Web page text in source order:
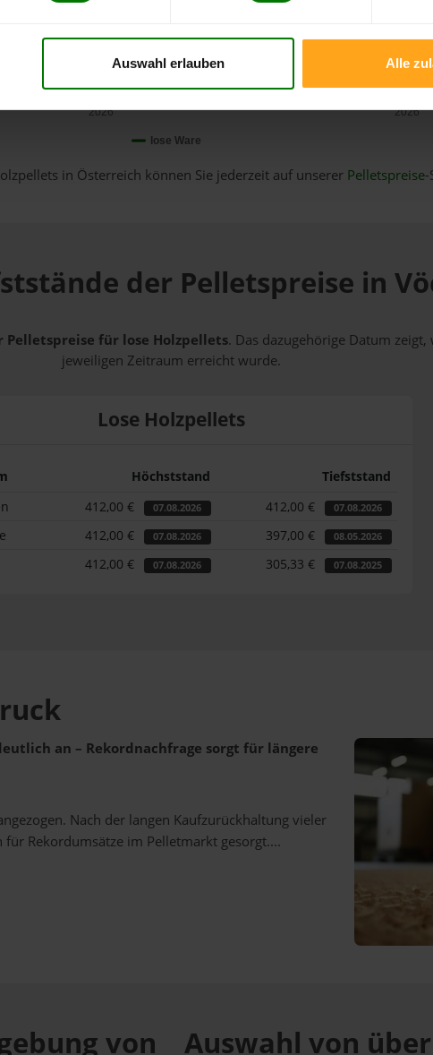
Auswahl erlauben Alle
lose Ware
2026
2026
in Österreich können Sie jederzeit auf unserer Pelletspreise-
der Pelletspreise in
für lose Holzpellets. Das dazugehörige Datum
jeweiligen Zeitraum erreicht wurde.
Lose Holzpellets
Höchststand
Tiefststand
412,00 € 07.08.2026 412,00 € 07.08.2026
412,00 € 07.08.2026 397,00 € 08.05.2026
412,00 € 07.08.2026 305,33 € 07.08.2025
an – Rekordnachfrage sorgt für längere
Nach der langen Kaufzurückhaltung vieler
Rekordumsätze im Pelletmarkt gesorgt....
von Auswahl von